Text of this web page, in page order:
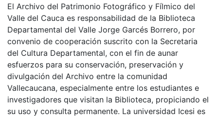
El Archivo del Patrimonio Fotográfico y Fílmico del
Valle del Cauca es responsabilidad de la Biblioteca
Departamental del Valle Jorge Garcés Borrero, por
convenio de cooperación suscrito con la Secretaria
del Cultura Departamental, con el fin de aunar
esfuerzos para su conservación, preservación y
divulgación del Archivo entre la comunidad
Vallecaucana, especialmente entre los estudiantes e
investigadores que visitan la Biblioteca, propiciando el
su uso y consulta permanente. La universidad Icesi es